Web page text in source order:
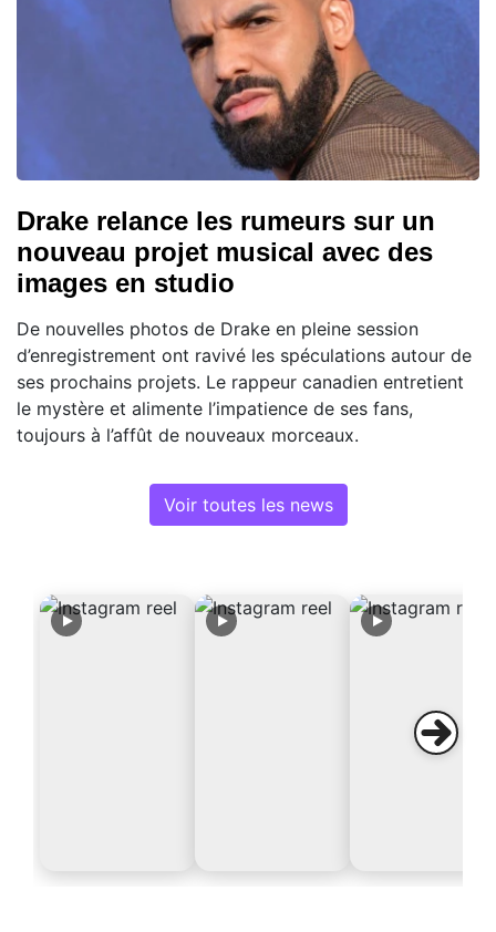
Drake relance les rumeurs sur un
nouveau projet musical avec des
images en studio
De nouvelles photos de Drake en pleine session
d’enregistrement ont ravivé les spéculations autour de
ses prochains projets. Le rappeur canadien entretient
le mystère et alimente l’impatience de ses fans,
toujours à l’affût de nouveaux morceaux.
Voir toutes les news